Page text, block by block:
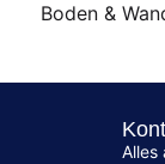
Boden &
Alles